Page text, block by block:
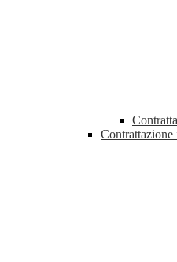
Contrattazione